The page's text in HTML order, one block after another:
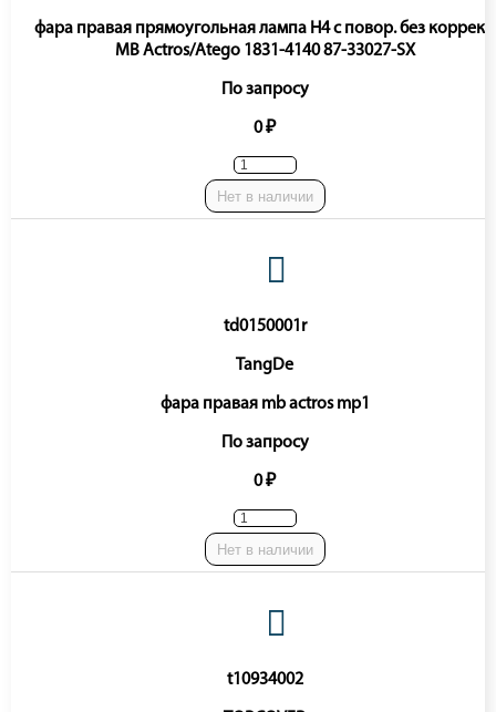
фара правая прямоугольная лампа H4 с повор. без коррект.
MB Actros/Atego 1831-4140 87-33027-SX
По запросу
0 ₽
Нет в наличии
td0150001r
TangDe
фара правая mb actros mp1
По запросу
0 ₽
Нет в наличии
t10934002